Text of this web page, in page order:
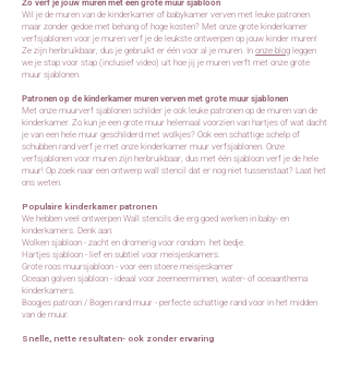
Zo verf je jouw muren met een grote muur sjabloon
Wil je de muren van de kinderkamer of babykamer verven met leuke patronen
maar zonder gedoe met behang of hoge kosten? Met onze grote kinderkamer
verfsjablonen voor je muren verf je de leukste ontwerpen op jouw kinder muren!
Ze zijn herbruikbaar, dus je gebruikt er één voor al je muren. Inonze blogleggen
we je stap voor stap (inclusief video) uit hoe jij je muren verft met onze grote
muur sjablonen.
Patronen op de kinderkamer muren verven met grote muur sjablonen
Met onze muurverf sjablonen schilder je ook leuke patronen op de muren van de
kinderkamer. Zo kun je een grote muur helemaal voorzien van hartjes of wat dacht
je van een hele muur geschilderd met wolkjes? Ook een schattige schelp of
schubben rand verf je met onze kinderkamer muur verfsjablonen. Onze
verfsjablonen voor muren zijn herbruikbaar, dus met één sjabloon verf je de hele
muur! Op zoek naar een ontwerp wall stencil dat er nog niet tussenstaat? Laat het
ons weten.
Populaire kinderkamer patronen
We hebben veel ontwerpen Wall stencils die erg goed werken in baby- en
kinderkamers. Denk aan:
Wolken sjabloon - zacht en dromerig voor rondom het bedje.
Hartjes sjabloon - lief en subtiel voor meisjeskamers.
Grote roos muursjabloon - voor een stoere meisjeskamer
Oceaan golven sjabloon - ideaal voor zeemeerminnen, water- of oceaanthema
kinderkamers.
Boogjes patroon / Bogen rand muur - perfecte schattige rand voor in het midden
van de muur.
Snelle, nette resultaten- ook zonder ervaring